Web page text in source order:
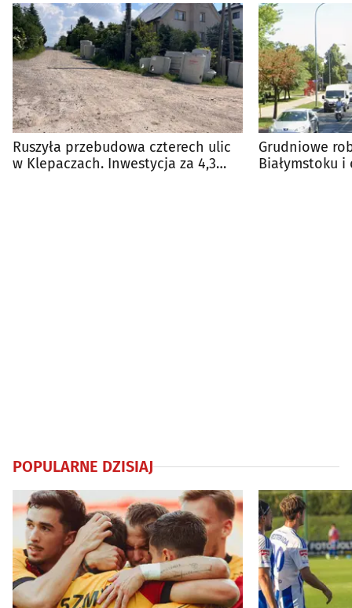
Ruszyła przebudowa czterech ulic
w Klepaczach. Inwestycja za 4,3
Grudniowe
Białymstoku
POPULARNE DZISIAJ